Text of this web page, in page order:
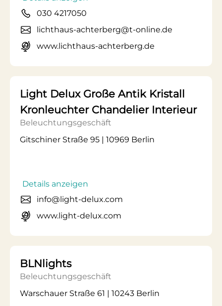
030 4217050
lichthaus-achterberg@t-online.de
www.lichthaus-achterberg.de
Light Delux Große Antik Kristall
Kronleuchter Chandelier Interieur
Beleuchtungsgeschäft
Gitschiner Straße 95 | 10969 Berlin
Details anzeigen
info@light-delux.com
www.light-delux.com
BLNlights
Beleuchtungsgeschäft
Warschauer Straße 61 | 10243 Berlin